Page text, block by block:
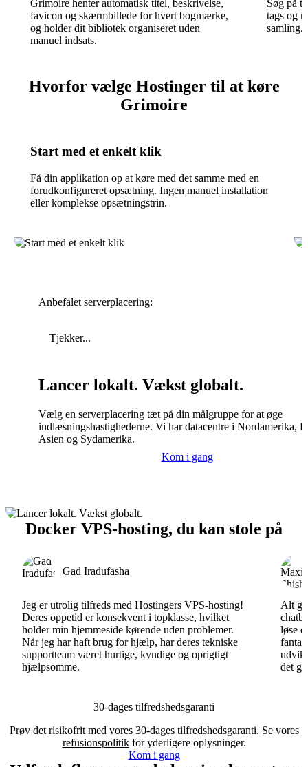
Grimoire henter automatisk titel, beskrivelse,
favicon og skærmbillede for hvert bogmærke,
og holder dit bibliotek organiseret uden
manuel indsats.
Søg på
tags og
samling.
Hvorfor vælge Hostinger til at køre
Grimoire
Start med et enkelt klik
Få din applikation op at køre med det samme med en
forudkonfigureret opsætning. Ingen manuel installation
eller komplekse opsætningstrin.
Anbefalet serverplacering:
Tjekker...
Lancer lokalt. Vækst globalt.
Vælg en serverplacering tæt på din målgruppe for at øge
indlæsningshastighederne. Vi har datacentre i Nordamerika,
Asien og Sydamerika.
Kom i gang
Docker VPS-hosting, du kan stole på
Gad Iradufasha
Jeg er utrolig tilfreds med Hostingers VPS-hosting!
Deres oppetid er konsekvent i topklasse, hvilket
holder min hjemmeside kørende uden problemer.
Når jeg har haft brug for hjælp, har deres tekniske
supportteam været hurtige, kyndige og oprigtigt
hjælpsomme.
Alt
løse
det
30-dages tilfredshedsgaranti
Prøv det risikofrit med vores 30-dages tilfredshedsgaranti. Se vores
refusionspolitikfor yderligere oplysninger.
Kom i gang